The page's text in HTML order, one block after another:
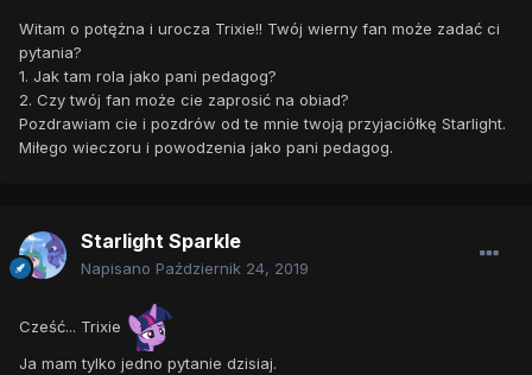
Witam o potężna i urocza Trixie!! Twój wierny fan może zadać ci
pytania?
1. Jak tam rola jako pani pedagog?
2. Czy twój fan może cie zaprosić na obiad?
Pozdrawiam cie i pozdrów od te mnie twoją przyjaciółkę Starlight.
Miłego wieczoru i powodzenia jako pani pedagog.
Starlight Sparkle
Napisano Październik 24, 2019
Cześć... Trixie
Ja mam tylko jedno pytanie dzisiaj.